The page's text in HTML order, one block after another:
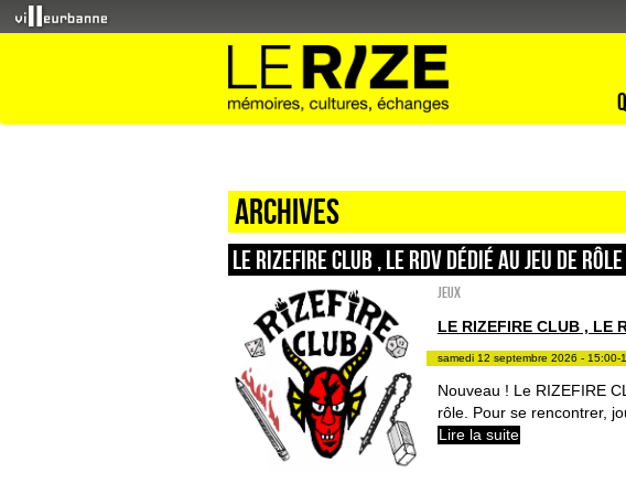
Archives
LE RIZEFIRE CLUB , LE RDV DÉDIÉ AU JEU DE RÔLE
Jeux
LE RIZEFIRE CLUB , LE
samedi 12 septembre 2026 - 15:00-
Nouveau ! Le RIZEFIRE
rôle. Pour se rencontrer,
Lire la suite